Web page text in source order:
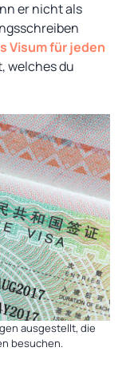
er nicht als
Visum für jeden
welches du
ausgestellt, die
besuchen.